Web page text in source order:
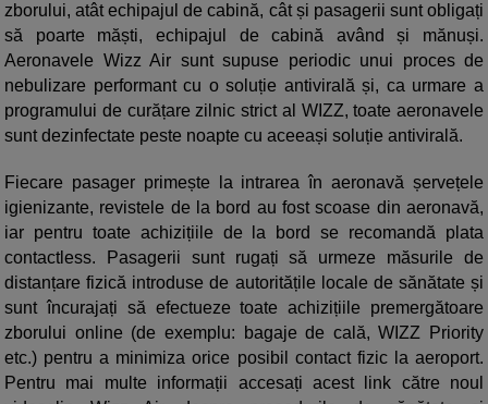
zborului, atât echipajul de cabină, cât și pasagerii sunt obligați
să poarte măști, echipajul de cabină având și mănuși.
Aeronavele Wizz Air sunt supuse periodic unui proces de
nebulizare performant cu o soluție antivirală și, ca urmare a
programului de curățare zilnic strict al WIZZ, toate aeronavele
sunt dezinfectate peste noapte cu aceeași soluție antivirală.
Fiecare pasager primește la intrarea în aeronavă șervețele
igienizante, revistele de la bord au fost scoase din aeronavă,
iar pentru toate achizițiile de la bord se recomandă plata
contactless. Pasagerii sunt rugați să urmeze măsurile de
distanțare fizică introduse de autoritățile locale de sănătate și
sunt încurajați să efectueze toate achizițiile premergătoare
zborului online (de exemplu: bagaje de cală, WIZZ Priority
etc.) pentru a minimiza orice posibil contact fizic la aeroport.
Pentru mai multe informații accesați acest link către noul